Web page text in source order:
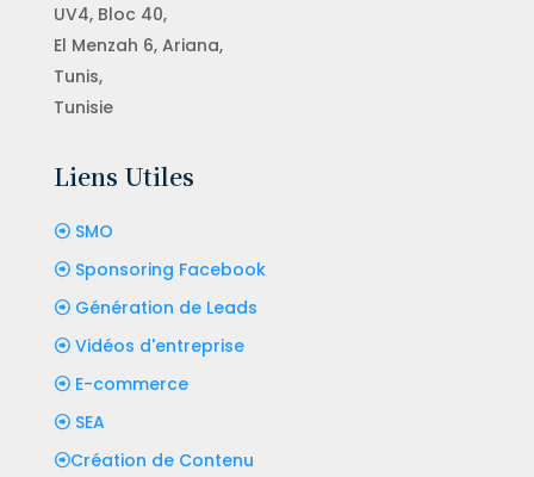
UV4, Bloc 40,
El Menzah 6, Ariana,
Tunis,
Tunisie
Liens Utiles
SMO
Sponsoring Facebook
Génération de Leads
Vidéos d'entreprise
E-commerce
SEA
Création de Contenu